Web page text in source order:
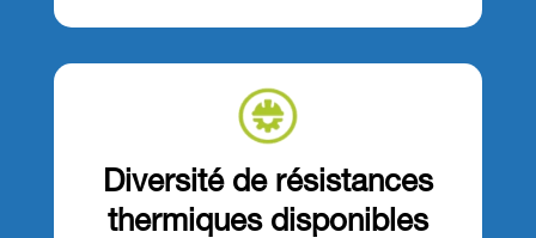
Diversité de résistances
thermiques disponibles